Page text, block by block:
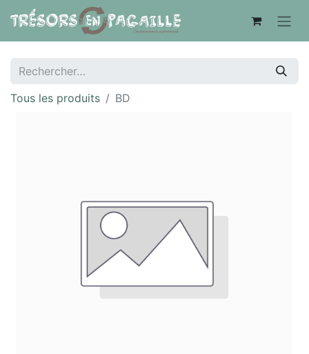
Tous les produits BD